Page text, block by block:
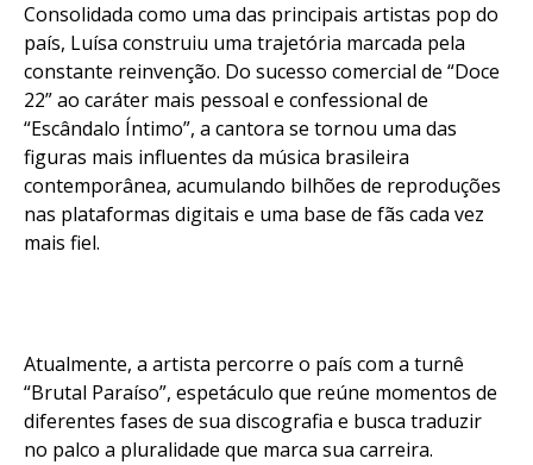
Consolidada como uma das principais artistas pop do
país, Luísa construiu uma trajetória marcada pela
constante reinvenção. Do sucesso comercial de “Doce
22” ao caráter mais pessoal e confessional de
“Escândalo Íntimo”, a cantora se tornou uma das
figuras mais influentes da música brasileira
contemporânea, acumulando bilhões de reproduções
nas plataformas digitais e uma base de fãs cada vez
mais fiel.
Atualmente, a artista percorre o país com a turnê
“Brutal Paraíso”, espetáculo que reúne momentos de
diferentes fases de sua discografia e busca traduzir
no palco a pluralidade que marca sua carreira.